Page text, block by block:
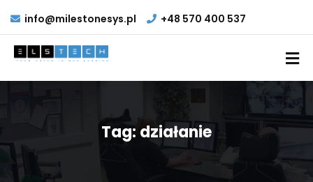
info@milestonesys.pl +48 570 400 537
Tag: działanie